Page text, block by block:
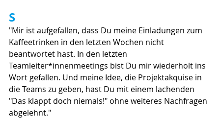
S
"Mir ist aufgefallen, dass Du meine Einladungen zum
Kaffeetrinken in den letzten Wochen nicht
beantwortet hast. In den letzten
Teamleiter*innenmeetings bist Du mir wiederholt ins
Wort gefallen. Und meine Idee, die Projektakquise in
die Teams zu geben, hast Du mit einem lachenden
"Das klappt doch niemals!" ohne weiteres Nachfragen
abgelehnt."